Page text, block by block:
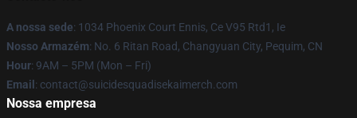
A nossa sede: 1034 Phoenix Court Ennis, Ce V95 Rtd1, Ie
Nosso Armazém: No. 6 Ritan Road, Changyuan City, Pequim, CN
Hour: 9AM – 5PM (Mon – Fri)
Email : contact@suicidesquadisekaimerch.com
Nossa empresa